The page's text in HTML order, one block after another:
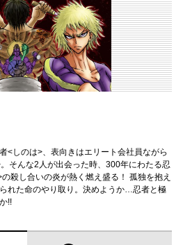
<しのは>、表向きはエリート会社員ながら
そんな2人が出会った時、300年にわたる忍
殺し合いの炎が熱く燃え盛る！ 孤独を抱え
れた命のやり取り。決めようか…忍者と極
!!